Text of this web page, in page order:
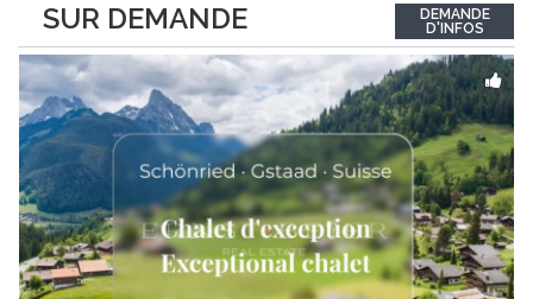
SUR DEMANDE
situation dominante offrant une vue dégagée sur le village de
Gstaad et les sommets...
DEMANDE
D'INFOS